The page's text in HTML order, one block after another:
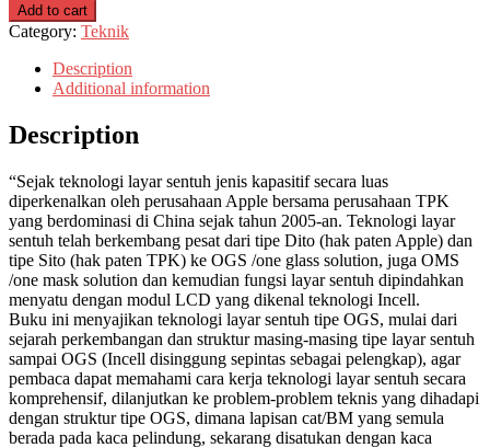
Add to cart
Category: Teknik
Description
Additional information
Description
“Sejak teknologi layar sentuh jenis kapasitif secara luas
diperkenalkan oleh perusahaan Apple bersama perusahaan TPK
yang berdominasi di China sejak tahun 2005-an. Teknologi layar
sentuh telah berkembang pesat dari tipe Dito (hak paten Apple) dan
tipe Sito (hak paten TPK) ke OGS /one glass solution, juga OMS
/one mask solution dan kemudian fungsi layar sentuh dipindahkan
menyatu dengan modul LCD yang dikenal teknologi Incell.
Buku ini menyajikan teknologi layar sentuh tipe OGS, mulai dari
sejarah perkembangan dan struktur masing-masing tipe layar sentuh
sampai OGS (Incell disinggung sepintas sebagai pelengkap), agar
pembaca dapat memahami cara kerja teknologi layar sentuh secara
komprehensif, dilanjutkan ke problem-problem teknis yang dihadapi
dengan struktur tipe OGS, dimana lapisan cat/BM yang semula
berada pada kaca pelindung, sekarang disatukan dengan kaca